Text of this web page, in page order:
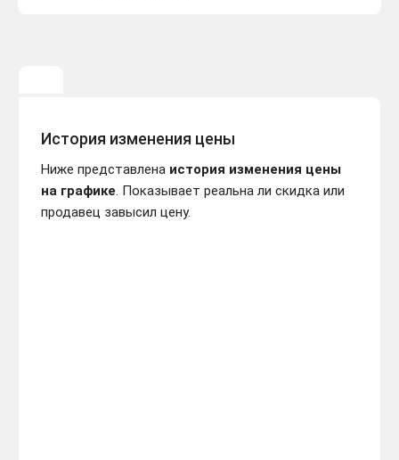
История изменения цены
Ниже представлена история изменения цены
на графике. Показывает реальна ли скидка или
продавец завысил цену.